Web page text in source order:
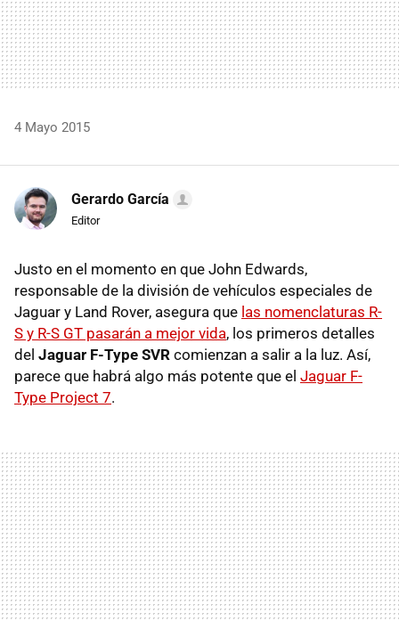
4 Mayo 2015
Gerardo García
Editor
Justo en el momento en que John Edwards,
responsable de la división de vehículos especiales de
Jaguar y Land Rover, asegura que las nomenclaturas R-
S y R-S GT pasarán a mejor vida, los primeros detalles
del Jaguar F-Type SVR comienzan a salir a la luz. Así,
parece que habrá algo más potente que el Jaguar F-
Type Project 7.